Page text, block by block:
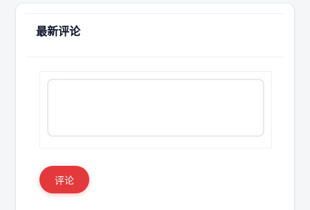
最新评论
评论